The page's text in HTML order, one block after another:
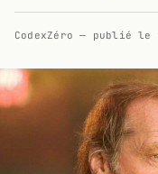
CodexZéro — publié le